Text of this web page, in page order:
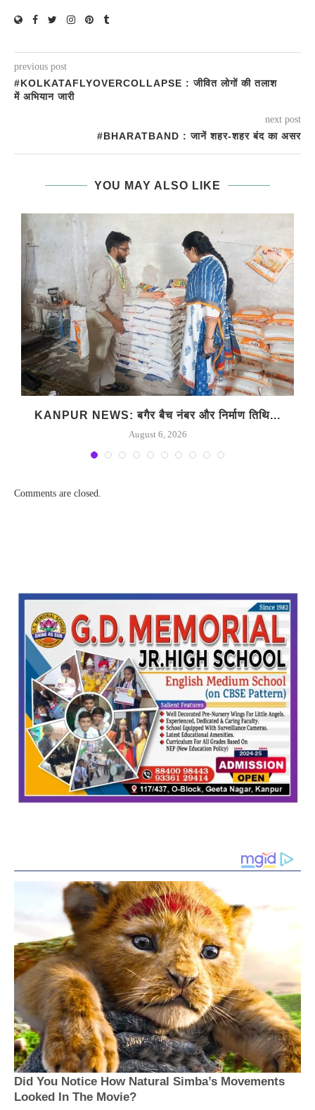
previous post
#KOLKATAFLYOVERCOLLAPSE : जीवित लोगों की तलाश
में अभियान जारी
next post
#BHARATBAND : जानें शहर-शहर बंद का असर
YOU MAY ALSO LIKE
KANPUR NEWS: बगैर बैच नंबर और निर्माण तिथि...
August 6, 2026
Comments are closed.